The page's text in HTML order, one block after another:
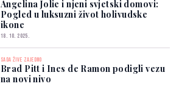
Angelina Jolie i njeni svjetski domovi:
Pogled u luksuzni život holivudske
ikone
18. 10. 2025.
SADA ŽIVE ZAJEDNO
Brad Pitt i Ines de Ramon podigli vezu
na novi nivo